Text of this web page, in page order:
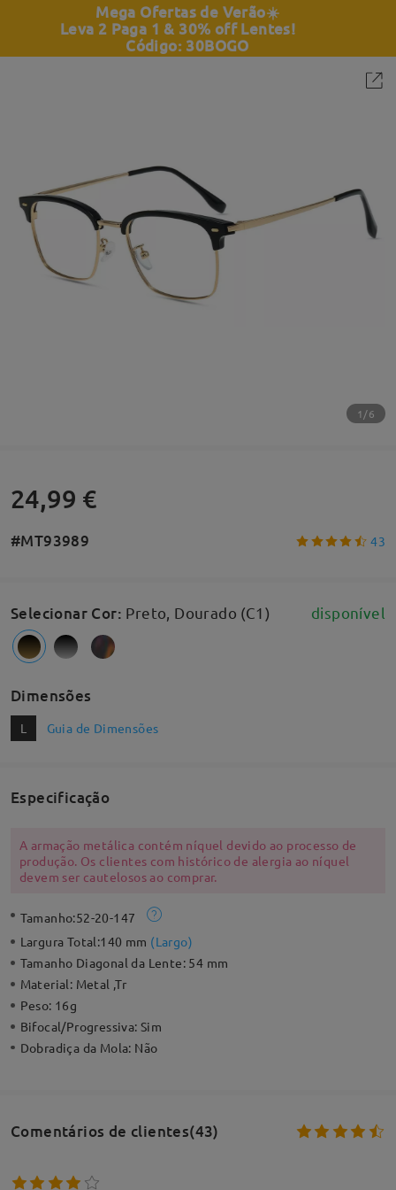
Mega Ofertas de Verão☀️
Leva 2 Paga 1 & 30% off Lentes!
Código: 30BOGO
1/6
24,99 €
#MT93989 43
Selecionar Cor: Preto, Dourado (C1) disponível
Dimensões
L Guia de Dimensões
Especificação
A armação metálica contém níquel devido ao processo de
produção. Os clientes com histórico de alergia ao níquel
devem ser cautelosos ao comprar.
Tamanho:52-20-147
Largura Total:140 mm (Largo)
Tamanho Diagonal da Lente: 54 mm
Material: Metal ,Tr
Peso: 16g
Bifocal/Progressiva:Sim
Dobradiça da Mola: Não
Comentários de clientes(43)